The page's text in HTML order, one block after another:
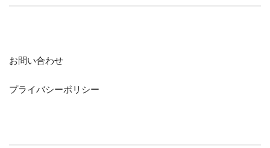
お問い合わせ
プライバシーポリシー